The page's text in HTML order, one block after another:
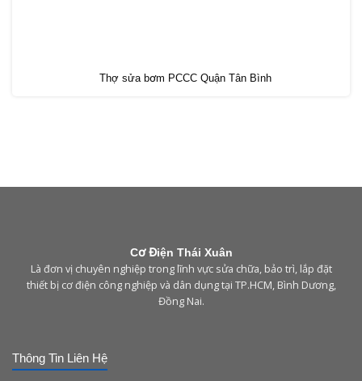
Thợ sửa bơm PCCC Quận Tân Bình
Cơ Điện Thái Xuân
Là đơn vị chuyên nghiệp trong lĩnh vực sửa chữa, bảo trì, lắp đặt
thiết bị cơ điện công nghiệp và dân dụng tại TP.HCM, Bình Dương,
Đồng Nai.
Thông Tin Liên Hệ